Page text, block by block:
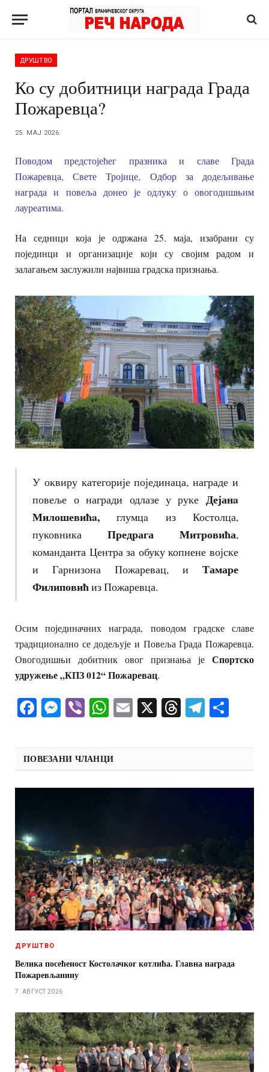
ДРУШТВО
Ко су добитници награда Града
Пожаревца?
25. МАЈ 2026.
Поводом предстојећег празника и славе Града
Пожаревца, Свете Тројице, Одбор за додељивање
награда и повеља донео је одлуку о овогодишњим
лауреатима.
На седници која је одржана 25. маја, изабрани су
појединци и организације који су својим радом и
залагањем заслужили највиша градска признања.
У оквиру категорије појединаца, награде и
повеље о награди одлазе у руке Дејанa
Милошевићa, глумцa из Костолца,
пуковника Предрага Митровића,
команданта Центра за обуку копнене војске
и Гарнизона Пожаревац, и Тамаре
Филиповићиз Пожаревца.
Осим појединачних награда, поводом градске славе
традиционално се додељује и Повеља Града Пожаревца.
Овогодишњи добитник овог признања је Спортско
удружење „КПЗ 012“ Пожаревац.
Facebook
Messenger
ViberWhatsApp
Email
X Threads
ПОВЕЗАНИ ЧЛАНЦИ
ДРУШТВО
Велика посећеност Костолачког котлића. Главна награда
Пожаревљанину
7. АВГУСТ 2026.